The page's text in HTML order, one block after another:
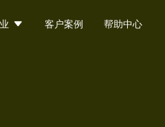
 客户案例 帮助中心